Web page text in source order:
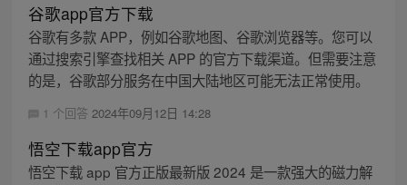
谷歌app官方下载
谷歌有多款 APP，例如谷歌地图、谷歌浏览器等。您可以
通过搜索引擎查找相关 APP 的官方下载渠道。但需要注意
的是，谷歌部分服务在中国大陆地区可能无法正常使用。
1 个回答 2024年09月12日 14:28
悟空下载app官方
悟空下载 app 官方正版最新版 2024 是一款强大的磁力解